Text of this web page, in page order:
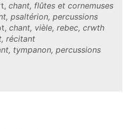
chant, flûtes et cornemuses
psaltérion, percussions
chant, vièle, rebec, crwth
récitant
tympanon, percussions